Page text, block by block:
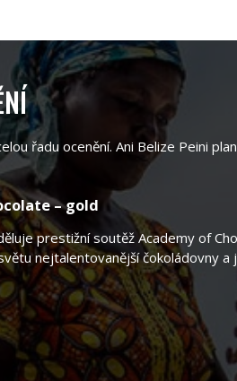
řadu ocenění. Ani Belize Peini
– gold
prestižní soutěž Academy of
nejtalentovanější čokoládovny a